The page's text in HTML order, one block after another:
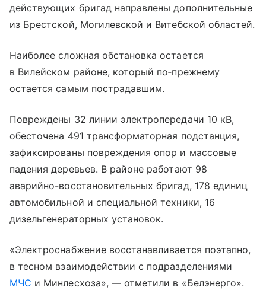
действующих бригад направлены дополнительные
из Брестской, Могилевской и Витебской областей.
Наиболее сложная обстановка остается
в Вилейском районе, который по‑прежнему
остается самым пострадавшим.
Повреждены 32 линии электропередачи 10 кВ,
обесточена 491 трансформаторная подстанция,
зафиксированы повреждения опор и массовые
падения деревьев. В районе работают 98
аварийно-восстановительных бригад, 178 единиц
автомобильной и специальной техники, 16
дизельгенераторных установок.
«Электроснабжение восстанавливается поэтапно,
в тесном взаимодействии с подразделениями
МЧС и Минлесхоза», — отметили в «Белэнерго».